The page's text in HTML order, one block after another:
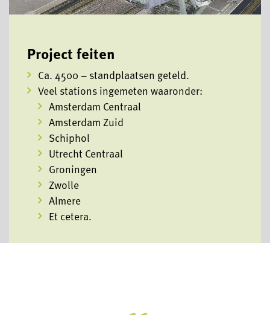
Project feiten
Ca. 4500 – standplaatsen geteld.
Veel stations ingemeten waaronder:
Amsterdam Centraal
Amsterdam Zuid
Schiphol
Utrecht Centraal
Groningen
Zwolle
Almere
Et cetera.